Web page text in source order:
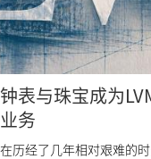
钟表与珠宝成为
业务
在历经了几年相对艰难的